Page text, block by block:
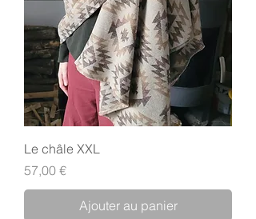
Le châle XXL
Prix
57,00 €
Ajouter au panier